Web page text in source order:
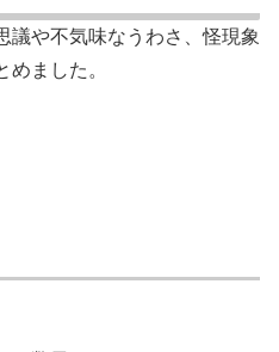
議や不気味なうわさ、怪現象
ました。